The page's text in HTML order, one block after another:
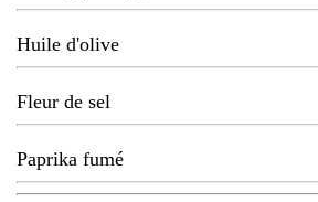
Huile d'olive
Fleur de sel
Paprika fumé